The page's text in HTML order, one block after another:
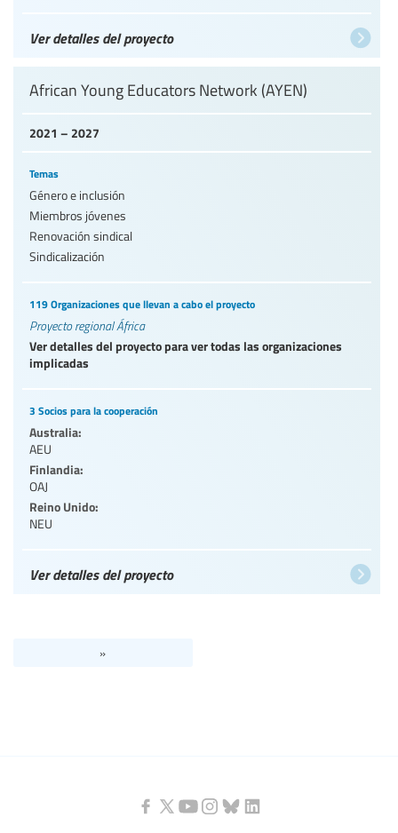
Ver detalles del proyecto
2021 – 2027
African Young Educators Network (AYEN)
Temas
Género e inclusión
Miembros jóvenes
Renovación sindical
Sindicalización
119 Organizaciones que llevan a cabo el proyecto
Proyecto regional África
Ver detalles del proyecto para ver todas las organizaciones
implicadas
3 Socios para la cooperación
Australia:
AEU
Finlandia:
OAJ
Reino Unido:
NEU
Ver detalles del proyecto
»